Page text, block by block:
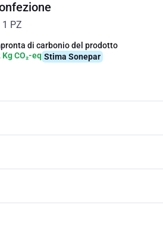
1 PZ
di carbonio del prodotto
Kg CO₂-eq Stima Sonepar